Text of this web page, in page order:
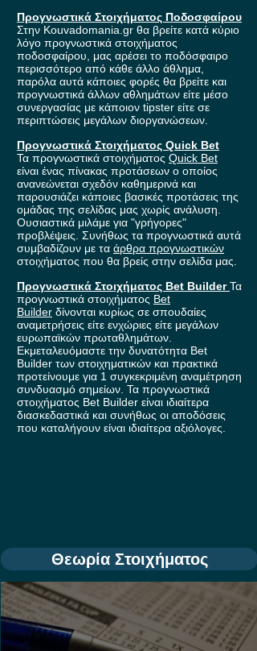
Προγνωστικά Στοιχήματος Ποδοσφαίρου
Στην Kouvadomania.gr θα βρείτε κατά κύριο
λόγο προγνωστικά στοιχήματος
ποδοσφαίρου, μας αρέσει το ποδόσφαιρο
περισσότερο από κάθε άλλο άθλημα,
παρόλα αυτά κάποιες φορές θα βρείτε και
προγνωστικά άλλων αθλημάτων είτε μέσο
συνεργασίας με κάποιον tipster είτε σε
περιπτώσεις μεγάλων διοργανώσεων.
Προγνωστικά Στοιχήματος Quick Bet
Τα προγνωστικά στοιχήματος Quick Bet
είναι ένας πίνακας προτάσεων ο οποίος
ανανεώνεται σχεδόν καθημερινά και
παρουσιάζει κάποιες βασικές προτάσεις της
ομάδας της σελίδας μας χωρίς ανάλυση.
Ουσιαστικά μιλάμε για "γρήγορες"
προβλέψεις. Συνήθως τα προγνωστικά αυτά
συμβαδίζουν με τα άρθρα προγνωστικών
στοιχήματος που θα βρείς στην σελίδα μας.
Προγνωστικά Στοιχήματος Bet BuilderΤα
προγνωστικά στοιχήματος Bet
Builder δίνονται κυρίως σε σπουδαίες
αναμετρήσεις είτε ενχώριες είτε μεγάλων
ευρωπαϊκών πρωταθλημάτων.
Εκμεταλευόμαστε την δυνατότητα Bet
Builder των στοιχηματικών και πρακτικά
προτείνουμε για 1 συγκεκριμένη αναμέτρηση
συνδυασμό σημείων. Τα προγνωστικά
στοιχήματος Bet Builder είναι ιδιαίτερα
διασκεδαστικά και συνήθως οι αποδόσεις
που καταλήγουν είναι ιδιαίτερα αξιόλογες.
Θεωρία Στοιχήματος